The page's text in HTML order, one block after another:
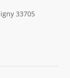
33705